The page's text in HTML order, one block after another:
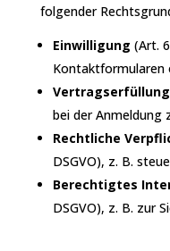
folgender
Einwilligung (Art.
Kontaktformularen
Vertragserfüllung
bei der Anmeldung
Rechtliche
DSGVO), z. B.
Berechtigtes
DSGVO), z. B. zur